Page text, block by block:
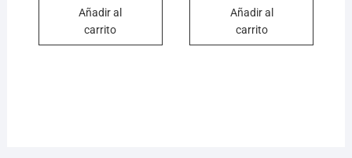
Añadir al
carrito
Añadir al
carrito